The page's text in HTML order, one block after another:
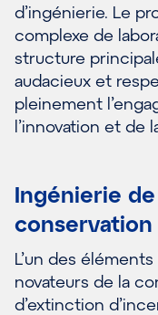
d’ingénierie. Le
complexe de
structure
audacieux et
pleinement
l’innovation et de
Ingénierie
L’un des
novateurs de la
d’extinction